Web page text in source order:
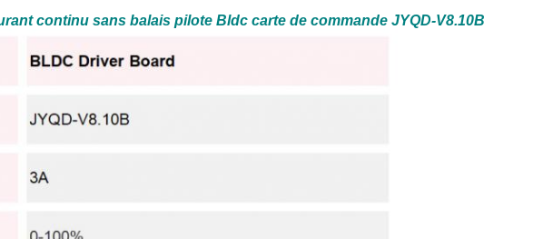
continu sans balais pilote Bldc carte de commande JYQD-V8.10B